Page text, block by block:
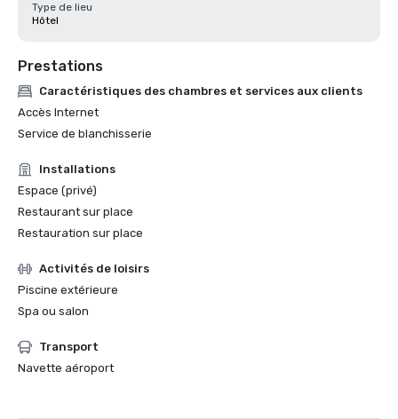
Type de lieu
Hôtel
Prestations
Caractéristiques des chambres et services aux clients
Accès Internet
Service de blanchisserie
Installations
Espace (privé)
Restaurant sur place
Restauration sur place
Activités de loisirs
Piscine extérieure
Spa ou salon
Transport
Navette aéroport